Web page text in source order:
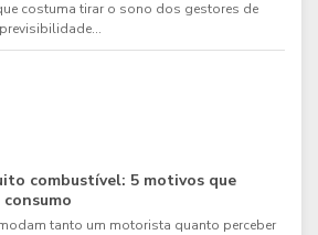
costuma tirar o sono dos gestores de
combustível: 5 motivos que
tanto um motorista quanto perceber